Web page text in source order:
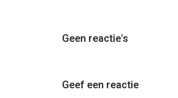
Geen reactie's
Geef een reactie